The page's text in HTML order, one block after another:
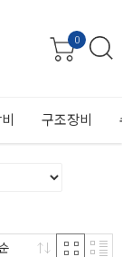
0
구조장비